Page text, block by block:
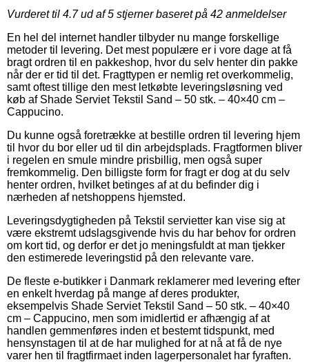
Vurderet til 4.7ud af 5 stjerner baseret på 42 anmeldelser
En hel del internet handler tilbyder nu mange forskellige
metoder til levering. Det mest populære er i vore dage at få
bragt ordren til en pakkeshop, hvor du selv henter din pakke
når der er tid til det. Fragttypen er nemlig ret overkommelig,
samt oftest tillige den mest letkøbte leveringsløsning ved
køb af Shade Serviet Tekstil Sand – 50 stk. – 40×40 cm –
Cappucino.
Du kunne også foretrække at bestille ordren til levering hjem
til hvor du bor eller ud til din arbejdsplads. Fragtformen bliver
i regelen en smule mindre prisbillig, men også super
fremkommelig. Den billigste form for fragt er dog at du selv
henter ordren, hvilket betinges af at du befinder dig i
nærheden af netshoppens hjemsted.
Leveringsdygtigheden på Tekstil servietter kan vise sig at
være ekstremt udslagsgivende hvis du har behov for ordren
om kort tid, og derfor er det jo meningsfuldt at man tjekker
den estimerede leveringstid på den relevante vare.
De fleste e-butikker i Danmark reklamerer med levering efter
en enkelt hverdag på mange af deres produkter,
eksempelvis Shade Serviet Tekstil Sand – 50 stk. – 40×40
cm – Cappucino, men som imidlertid er afhængig af at
handlen gemmenføres inden et bestemt tidspunkt, med
hensynstagen til at de har mulighed for at nå at få de nye
varer hen til fragtfirmaet inden lagerpersonalet har fyraften.